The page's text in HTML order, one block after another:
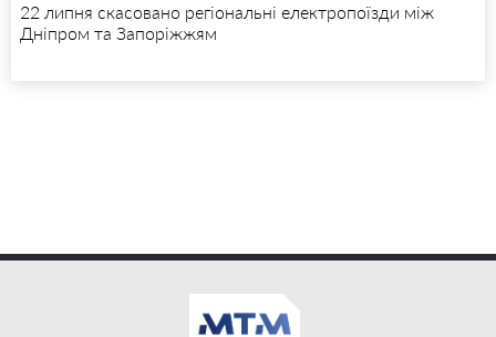
22 липня скасовано регіональні електропоїзди між
Дніпром та Запоріжжям